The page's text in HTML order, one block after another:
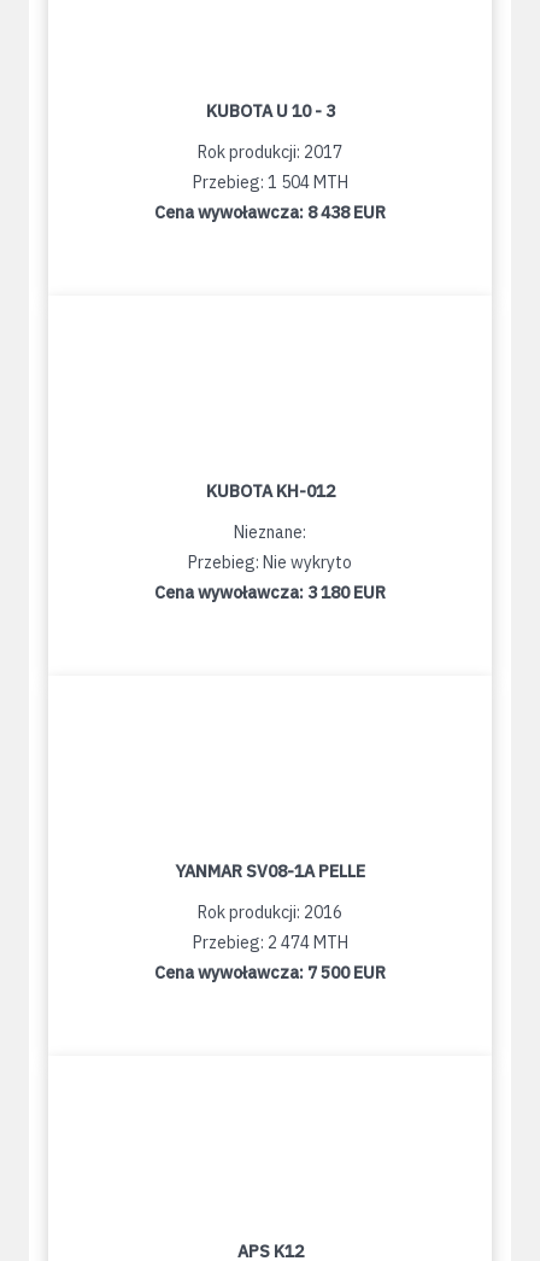
KUBOTA U 10 - 3
Rok produkcji: 2017
Przebieg: 1 504 MTH
Cena wywoławcza: 8 438 EUR
KUBOTA KH-012
Nieznane:
Przebieg: Nie wykryto
Cena wywoławcza: 3 180 EUR
YANMAR SV08-1A PELLE
Rok produkcji: 2016
Przebieg: 2 474 MTH
Cena wywoławcza: 7 500 EUR
APS K12